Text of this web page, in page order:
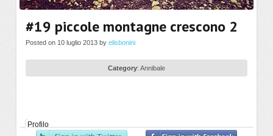
#19 piccole montagne crescono 2
Posted on 10 luglio 2013 by elisbonini
Category: Annibale
Profilo